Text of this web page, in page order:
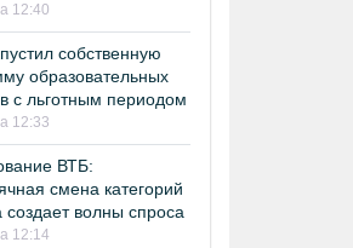
12:40
собственную
образовательных
с льготным периодом
12:33
ВТБ:
смена категорий
создает волны спроса
12:14